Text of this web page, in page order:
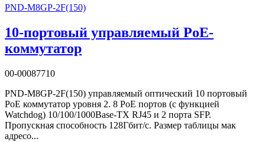
PND-M8GP-2F(150)
10-портовый управляемый PoE-
коммутатор
00-00087710
PND-M8GP-2F(150) управляемый оптический 10 портовый
PoE коммутатор уровня 2. 8 PoE портов (c функцией
Watchdog) 10/100/1000Base-TX RJ45 и 2 порта SFP.
Пропускная способность 128Гбит/с. Размер таблицы мак
адресо...